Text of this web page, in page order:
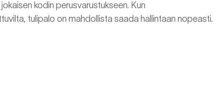
kodin perusvarustukseen. Kun
tulipalo on mahdollista saada hallintaan nopeasti.